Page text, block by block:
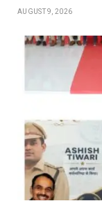
AUGUST 9, 2026